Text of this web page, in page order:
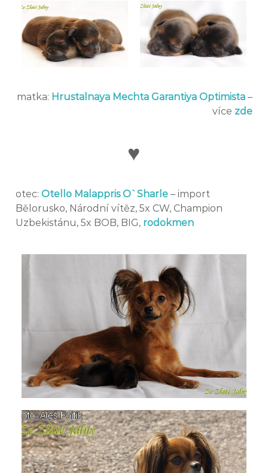
matka: Hrustalnaya Mechta Garantiya Optimista–
více zde
♥
otec:Otello Malappris O`Sharle – import
Bělorusko, Národní vítěz, 5x CW, Champion
Uzbekistánu, 5x BOB, BIG, rodokmen